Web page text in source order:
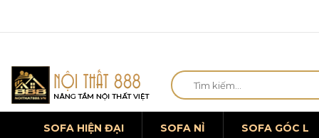
Chuyển
đến
dung
Tìm
kiếm:
SOFA HIỆN ĐẠI SOFA NỈ SOFA GÓC L